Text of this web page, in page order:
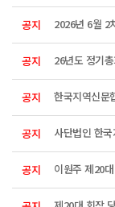
공지 2026년 6월 2
공지
공지
공지
공지